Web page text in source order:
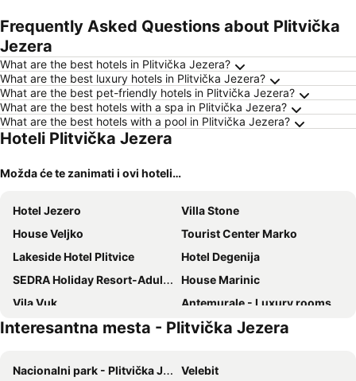
Frequently Asked Questions about Plitvička
Jezera
What are the best hotels in Plitvička Jezera?
What are the best luxury hotels in Plitvička Jezera?
What are the best pet-friendly hotels in Plitvička Jezera?
What are the best hotels with a spa in Plitvička Jezera?
What are the best hotels with a pool in Plitvička Jezera?
Hoteli Plitvička Jezera
Možda će te zanimati i ovi hoteli…
Hotel Jezero
Villa Stone
House Veljko
Tourist Center Marko
Lakeside Hotel Plitvice
Hotel Degenija
SEDRA Holiday Resort-Adults Only-Bed & Breakfast
House Marinic
Vila Vuk
Antemurale - Luxury rooms,Plitvice Lakes
Resort Big House Plitvička jezera
Guesthouse Sara
House by the River
House Luketić
Interesantna mesta - Plitvička Jezera
Nacionalni park - Plitvička Jezera Velebit